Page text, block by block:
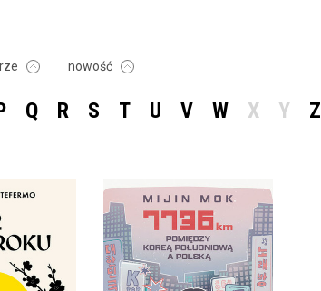
nowość
Q R S T U V W X Y Z
7736 KM. POMIĘDZY
KOREĄ POŁUDNIOWĄ A